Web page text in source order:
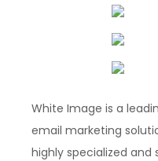
White Image is a
email marketing
highly specialized